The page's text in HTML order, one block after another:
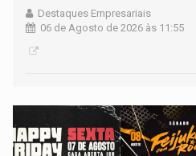
Destaques Empresariais
06 de Agosto de 2026 às 11:55